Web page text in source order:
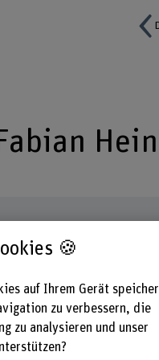
🍪
auf Ihrem Gerät
zu verbessern, die
zu analysieren und unser